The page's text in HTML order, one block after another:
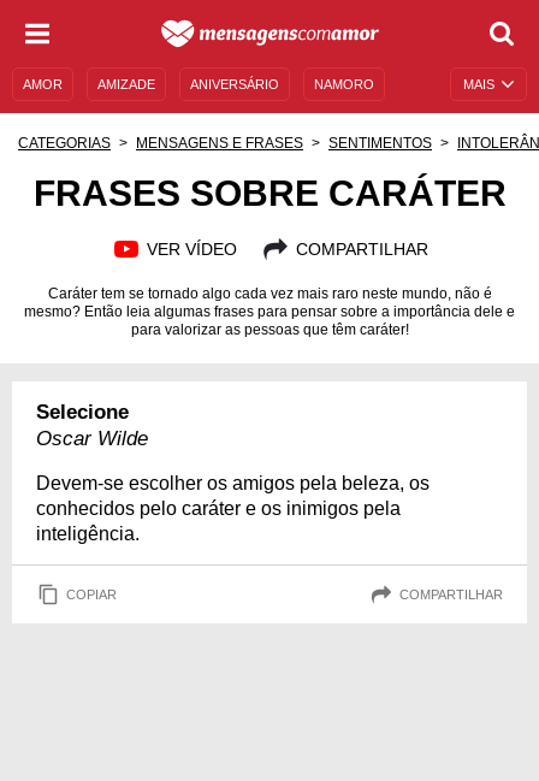
MAIS
AMOR AMIZADE ANIVERSÁRIO NAMORO
CATEGORIAS MENSAGENS E FRASES SENTIMENTOS
FRASES SOBRE CARÁTER
VER VÍDEO COMPARTILHAR
Caráter tem se tornado algo cada vez mais raro neste mundo, não é
mesmo? Então leia algumas frases para pensar sobre a importância dele e
para valorizar as pessoas que têm caráter!
Selecione
Oscar Wilde
Devem-se escolher os amigos pela beleza, os
conhecidos pelo caráter e os inimigos pela
inteligência.
COPIAR COMPARTILHAR